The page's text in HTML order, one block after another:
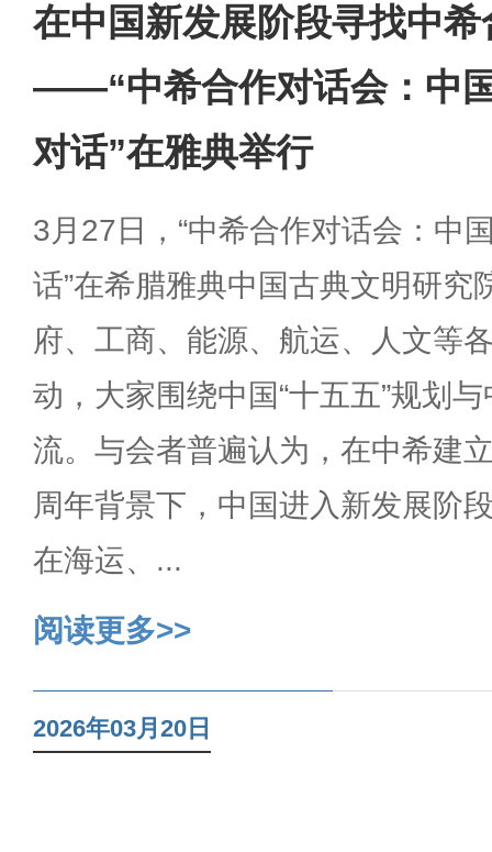
在中国新发展阶段寻找中
——“中希合作对话会：中
对话”在雅典举行
3月27日，“中希合作对话会：中
话”在希腊雅典中国古典文明研究
府、工商、能源、航运、人文等
动，大家围绕中国“十五五”规划
流。与会者普遍认为，在中希建
周年背景下，中国进入新发展阶
在海运、...
阅读更多>>
2026年03月20日